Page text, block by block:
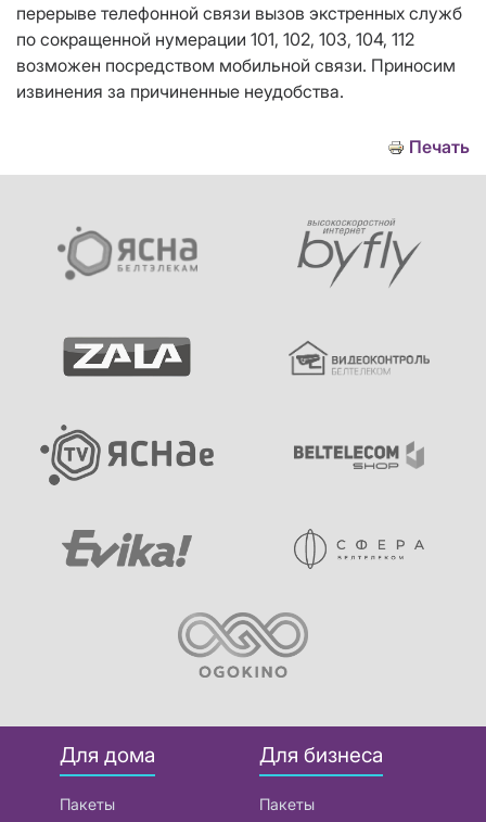
перерыве телефонной связи вызов экстренных служб
по сокращенной нумерации 101, 102, 103, 104, 112
возможен посредством мобильной связи. Приносим
извинения за причиненные неудобства.
Печать
Для дома
Пакеты
Для бизнеса
Пакеты